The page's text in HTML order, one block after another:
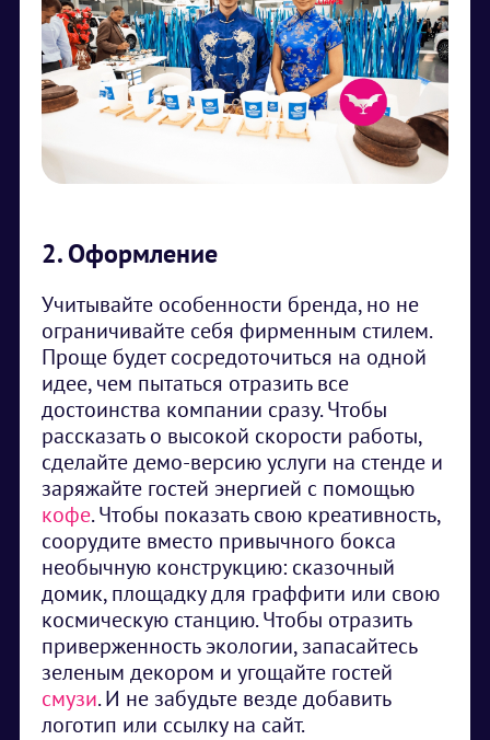
2. Оформление
Учитывайте особенности бренда, но не
ограничивайте себя фирменным стилем.
Проще будет сосредоточиться на одной
идее, чем пытаться отразить все
достоинства компании сразу. Чтобы
рассказать о высокой скорости работы,
сделайте демо-версию услуги на стенде и
заряжайте гостей энергией с помощью
кофе. Чтобы показать свою креативность,
соорудите вместо привычного бокса
необычную конструкцию: сказочный
домик, площадку для граффити или свою
космическую станцию. Чтобы отразить
приверженность экологии, запасайтесь
зеленым декором и угощайте гостей
смузи. И не забудьте везде добавить
логотип или ссылку на сайт.